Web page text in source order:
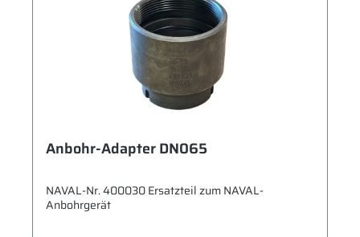
Anbohr-Adapter DN065
NAVAL-Nr. 400030 Ersatzteil zum NAVAL-
Anbohrgerät